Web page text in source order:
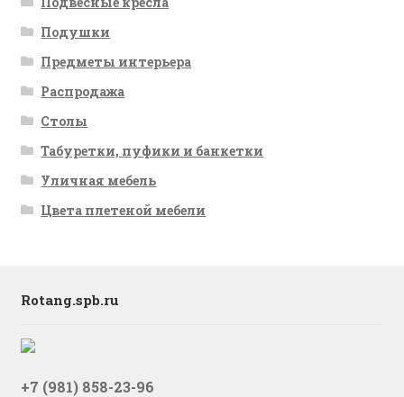
Подушки
Предметы интерьера
Распродажа
Столы
Табуретки, пуфики и банкетки
Уличная мебель
Цвета плетеной мебели
Rotang.spb.ru
+7 (981) 858-23-96